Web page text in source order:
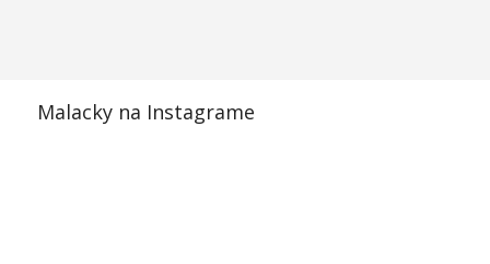
Malacky na Instagrame